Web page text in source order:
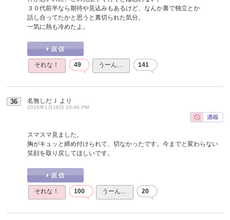
３０代前半なら期待や見込みもあるけど、なんか裏で独立とか
話し合ってたかと思うと裏切られた気分。
一気に熱も冷めたよ。
それな！ 49 うーん… 141
36 名無しだＪ より
2016年1月18日 10:46 PM
スマスマ見ました。
胸がキュッと締め付けられて、切なかったです。今までと変わらない
笑顔を取り戻してほしいです。
それな！ 100 うーん… 20